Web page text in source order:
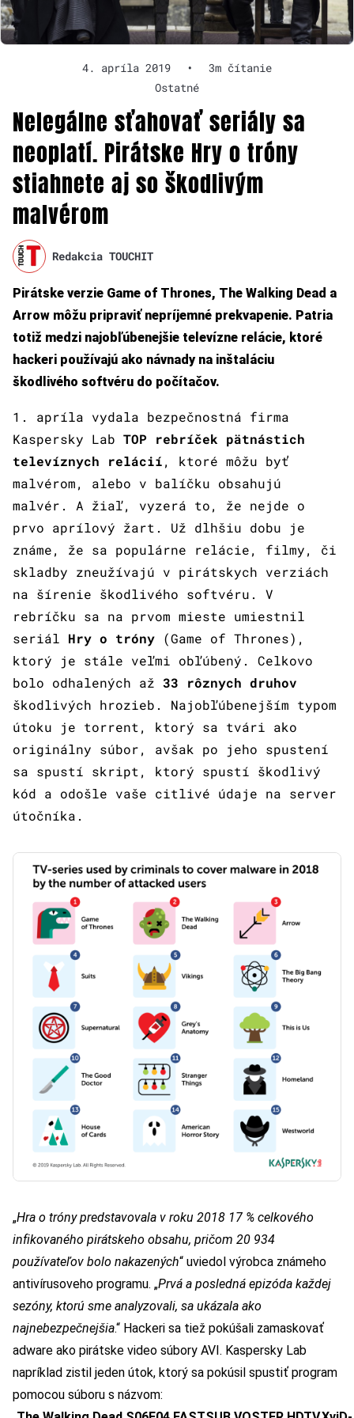
4. apríla 2019 •
3m čítanie
Ostatné
Nelegálne sťahovať seriály sa
neoplatí. Pirátske Hry o tróny
stiahnete aj so škodlivým
malvérom
Redakcia TOUCHIT
Pirátske verzie Game of Thrones, The Walking Dead a
Arrow môžu pripraviť nepríjemné prekvapenie. Patria
totiž medzi najobľúbenejšie televízne relácie, ktoré
hackeri používajú ako návnady na inštaláciu
škodlivého softvéru do počítačov.
1. apríla vydala bezpečnostná firma
Kaspersky Lab TOP rebríček pätnástich
televíznych relácií, ktoré môžu byť
malvérom, alebo v balíčku obsahujú
malvér. A žiaľ, vyzerá to, že nejde o
prvo aprílový žart. Už dlhšiu dobu je
známe, že sa populárne relácie, filmy, či
skladby zneužívajú v pirátskych verziách
na šírenie škodlivého softvéru. V
rebríčku sa na prvom mieste umiestnil
seriál Hry o tróny (Game of Thrones),
ktorý je stále veľmi obľúbený. Celkovo
bolo odhalených až 33 rôznych druhov
škodlivých hrozieb. Najobľúbenejším typom
útoku je torrent, ktorý sa tvári ako
originálny súbor, avšak po jeho spustení
sa spustí skript, ktorý spustí škodlivý
kód a odošle vaše citlivé údaje na server
útočníka.
„Hra o tróny predstavovala v roku 2018 17 % celkového
infikovaného pirátskeho obsahu, pričom 20 934
používateľov bolo nakazených“ uviedol výrobca známeho
antivírusoveho programu. „Prvá a posledná epizóda každej
sezóny, ktorú sme analyzovali, sa ukázala ako
najnebezpečnejšia.“ Hackeri sa tiež pokúšali zamaskovať
adware ako pirátske video súbory AVI. Kaspersky Lab
napríklad zistil jeden útok, ktorý sa pokúsil spustiť program
pomocou súboru s názvom: